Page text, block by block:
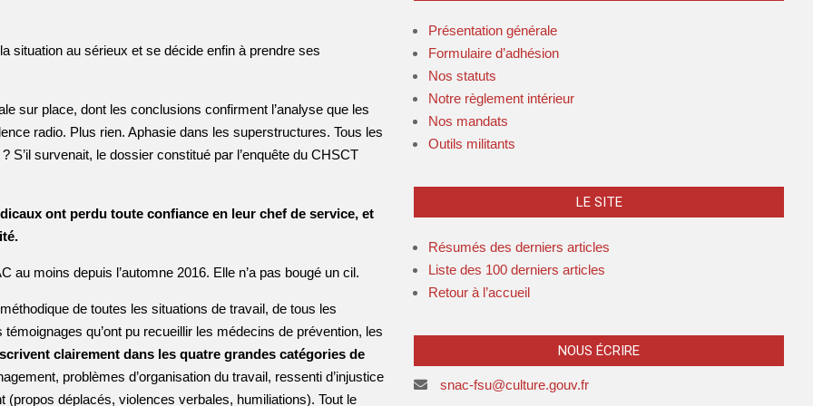
situation au sérieux et se décide enfin à prendre ses
sur place, dont les conclusions confirment l’analyse que les
radio. Plus rien. Aphasie dans les superstructures. Tous les
S’il survenait, le dossier constitué par l’enquête du CHSCT
ont perdu toute confiance en leur chef de service, et
moins depuis l’automne 2016. Elle n’a pas bougé un cil.
de toutes les situations de travail, de tous les
qu’ont pu recueillir les médecins de prévention, les
clairement dans les quatre grandes catégories de
problèmes d’organisation du travail, ressenti d’injustice
déplacés, violences verbales, humiliations). Tout le
Présentation générale
Formulaire d’adhésion
Nos statuts
Notre règlement intérieur
Nos mandats
Outils militants
LE SITE
Résumés des derniers articles
Liste des 100 derniers articles
Retour à l’accueil
NOUS ÉCRIRE
snac-fsu@culture.gouv.fr